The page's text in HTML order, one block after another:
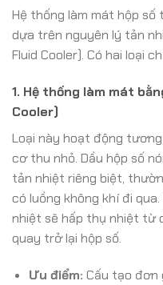
Hệ thống làm mát hộp số
dựa trên nguyên lý tản
Fluid Cooler). Có hai loại
1. Hệ thống làm mát
Cooler)
Loại này hoạt động
cơ thu nhỏ. Dầu hộp số
tản nhiệt riêng biệt,
có luồng không khí đi
nhiệt sẽ hấp thụ nhiệt từ
quay trở lại hộp số.
Ưu điểm: Cấu tạo đơn